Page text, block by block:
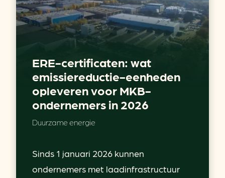
ERE-certificaten: wat
emissiereductie-eenheden
opleveren voor MKB-
ondernemers in 2026
Duurzame energie
Sinds 1 januari 2026 kunnen
ondernemers met laadinfrastructuur